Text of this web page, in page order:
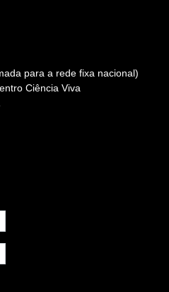
para a rede fixa nacional)
Ciência Viva